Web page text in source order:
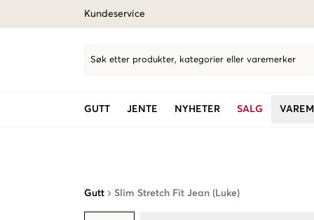
Kundeservice
Søk etter produkter, kategorier eller varemerker
GUTT JENTE NYHETER SALG
Gutt Slim Stretch Fit Jean (Luke)